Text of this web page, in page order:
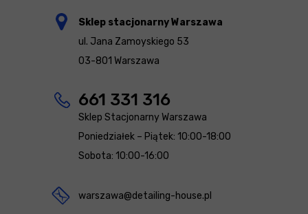
Sklep stacjonarny Warszawa
ul. Jana Zamoyskiego 53
03-801 Warszawa
661 331 316
Sklep Stacjonarny Warszawa
Poniedziałek – Piątek: 10:00-18:00
Sobota: 10:00-16:00
warszawa@detailing-house.pl